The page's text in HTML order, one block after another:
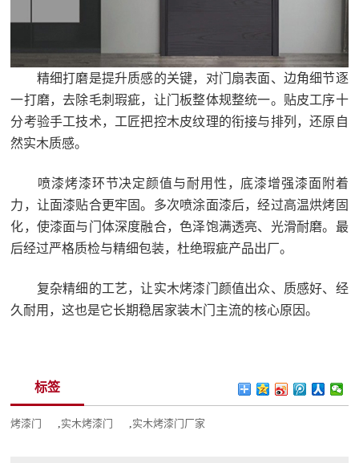
精细打磨是提升质感的关键，对门扇表面、边角细节逐
一打磨，去除毛刺瑕疵，让门板整体规整统一。贴皮工序十
分考验手工技术，工匠把控木皮纹理的衔接与排列，还原自
然实木质感。
喷漆烤漆环节决定颜值与耐用性，底漆增强漆面附着
力，让面漆贴合更牢固。多次喷涂面漆后，经过高温烘烤固
化，使漆面与门体深度融合，色泽饱满透亮、光滑耐磨。最
后经过严格质检与精细包装，杜绝瑕疵产品出厂。
复杂精细的工艺，让实木烤漆门颜值出众、质感好、经
久耐用，这也是它长期稳居家装木门主流的核心原因。
标签
烤漆门 ,实木烤漆门 ,实木烤漆门厂家